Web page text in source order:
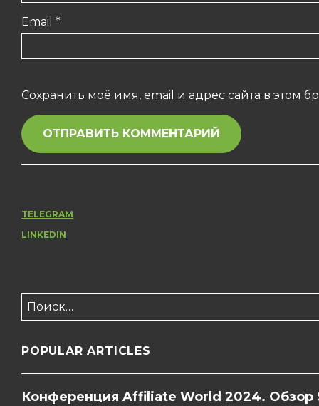
Email *
Сохранить моё имя, email и адрес сайта в этом
TELEGRAM
LINKEDIN
Найти:
POPULAR ARTICLES
Конференция Affiliate World 2024. Обзор